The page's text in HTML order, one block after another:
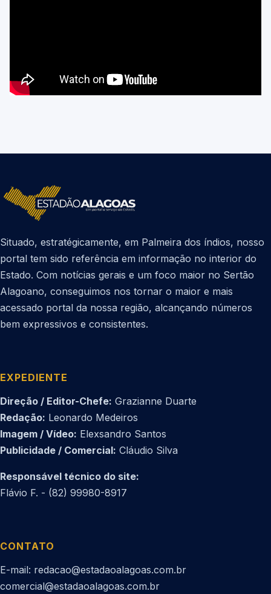
Situado, estratégicamente, em Palmeira dos índios, nosso
portal tem sido referência em informação no interior do
Estado. Com notícias gerais e um foco maior no Sertão
Alagoano, conseguimos nos tornar o maior e mais
acessado portal da nossa região, alcançando números
bem expressivos e consistentes.
EXPEDIENTE
Direção / Editor-Chefe: Grazianne Duarte
Redação: Leonardo Medeiros
Imagem / Vídeo: Elexsandro Santos
Publicidade / Comercial: Cláudio Silva
Responsável técnico do site:
Flávio F. - (82) 99980-8917
CONTATO
E-mail: redacao@estadaoalagoas.com.br
comercial@estadaoalagoas.com.br